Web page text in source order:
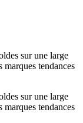
sur une large
marques tendances
sur une large
marques tendances